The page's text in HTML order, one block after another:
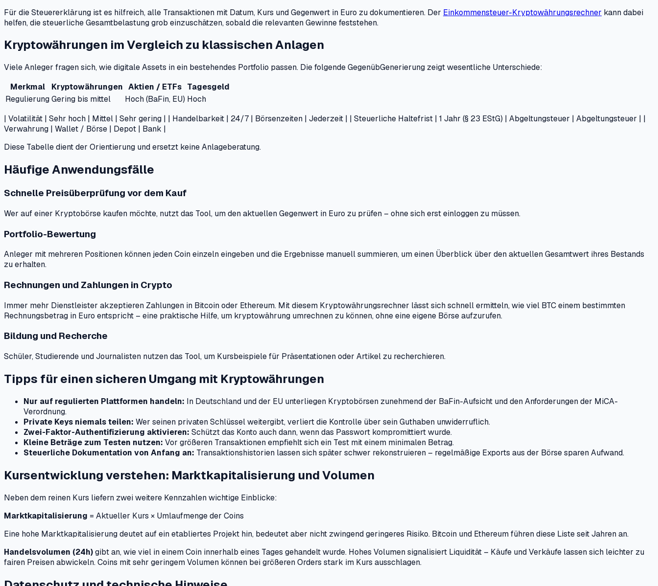
Für die Steuererklärung ist es hilfreich, alle Transaktionen mit Datum, Kurs und Gegenwert in Euro zu dokumentieren. Der Einkommensteuer-Kryptowährungsrechner kann dabei
helfen, die steuerliche Gesamtbelastung grob einzuschätzen, sobald die relevanten Gewinne feststehen.
Kryptowährungen im Vergleich zu klassischen Anlagen
Viele Anleger fragen sich, wie digitale Assets in ein bestehendes Portfolio passen. Die folgende GegenübGenerierung zeigt wesentliche Unterschiede:
Merkmal
Kryptowährungen Aktien / ETFs Tagesgeld
RegulierungGering bis mittel Hoch (BaFin, EU) Hoch
| Volatilität | Sehr hoch | Mittel | Sehr gering | | Handelbarkeit | 24/7 | Börsenzeiten | Jederzeit | | Steuerliche Haltefrist | 1 Jahr (§ 23 EStG) | Abgeltungsteuer | Abgeltungsteuer | |
Verwahrung | Wallet / Börse | Depot | Bank |
Diese Tabelle dient der Orientierung und ersetzt keine Anlageberatung.
Häufige Anwendungsfälle
Schnelle Preisüberprüfung vor dem Kauf
Wer auf einer Kryptobörse kaufen möchte, nutzt das Tool, um den aktuellen Gegenwert in Euro zu prüfen – ohne sich erst einloggen zu müssen.
Portfolio-Bewertung
Anleger mit mehreren Positionen können jeden Coin einzeln eingeben und die Ergebnisse manuell summieren, um einen Überblick über den aktuellen Gesamtwert ihres Bestands
zu erhalten.
Rechnungen und Zahlungen in Crypto
Immer mehr Dienstleister akzeptieren Zahlungen in Bitcoin oder Ethereum. Mit diesem Kryptowährungsrechner lässt sich schnell ermitteln, wie viel BTC einem bestimmten
Rechnungsbetrag in Euro entspricht – eine praktische Hilfe, um kryptowährung umrechnen zu können, ohne eine eigene Börse aufzurufen.
Bildung und Recherche
Schüler, Studierende und Journalisten nutzen das Tool, um Kursbeispiele für Präsentationen oder Artikel zu recherchieren.
Tipps für einen sicheren Umgang mit Kryptowährungen
Nur auf regulierten Plattformen handeln: In Deutschland und der EU unterliegen Kryptobörsen zunehmend der BaFin-Aufsicht und den Anforderungen der MiCA-
Verordnung.
Private Keys niemals teilen: Wer seinen privaten Schlüssel weitergibt, verliert die Kontrolle über sein Guthaben unwiderruflich.
Zwei-Faktor-Authentifizierung aktivieren: Schützt das Konto auch dann, wenn das Passwort kompromittiert wurde.
Kleine Beträge zum Testen nutzen: Vor größeren Transaktionen empfiehlt sich ein Test mit einem minimalen Betrag.
Steuerliche Dokumentation von Anfang an: Transaktionshistorien lassen sich später schwer rekonstruieren – regelmäßige Exports aus der Börse sparen Aufwand.
Kursentwicklung verstehen: Marktkapitalisierung und Volumen
Neben dem reinen Kurs liefern zwei weitere Kennzahlen wichtige Einblicke:
Marktkapitalisierung = Aktueller Kurs × Umlaufmenge der Coins
Eine hohe Marktkapitalisierung deutet auf ein etabliertes Projekt hin, bedeutet aber nicht zwingend geringeres Risiko. Bitcoin und Ethereum führen diese Liste seit Jahren an.
Handelsvolumen (24h)gibt an, wie viel in einem Coin innerhalb eines Tages gehandelt wurde. Hohes Volumen signalisiert Liquidität – Käufe und Verkäufe lassen sich leichter zu
fairen Preisen abwickeln. Coins mit sehr geringem Volumen können bei größeren Orders stark im Kurs ausschlagen.